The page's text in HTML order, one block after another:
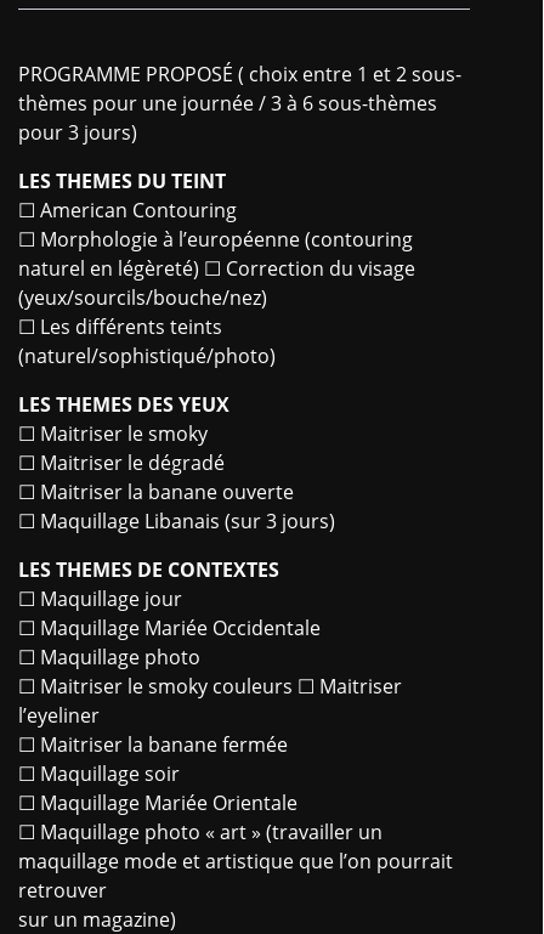
PROGRAMME PROPOSÉ ( choix entre 1 et 2 sous-
thèmes pour une journée / 3 à 6 sous-thèmes
pour 3 jours)
LES THEMES DU TEINT
☐ American Contouring
☐ Morphologie à l’européenne (contouring
naturel en légèreté) ☐ Correction du visage
(yeux/sourcils/bouche/nez)
☐ Les différents teints
(naturel/sophistiqué/photo)
LES THEMES DES YEUX
☐ Maitriser le smoky
☐ Maitriser le dégradé
☐ Maitriser la banane ouverte
☐ Maquillage Libanais (sur 3 jours)
LES THEMES DE CONTEXTES
☐ Maquillage jour
☐ Maquillage Mariée Occidentale
☐ Maquillage photo
☐ Maitriser le smoky couleurs ☐ Maitriser
l’eyeliner
☐ Maitriser la banane fermée
☐ Maquillage soir
☐ Maquillage Mariée Orientale
☐ Maquillage photo « art » (travailler un
maquillage mode et artistique que l’on pourrait
retrouver
sur un magazine)